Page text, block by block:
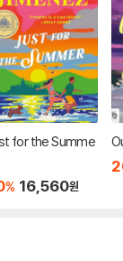
for the Summe
% 16,560원